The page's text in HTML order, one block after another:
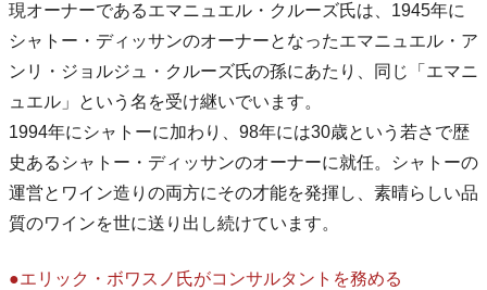
現オーナーであるエマニュエル・クルーズ氏は、1945年に
シャトー・ディッサンのオーナーとなったエマニュエル・ア
ンリ・ジョルジュ・クルーズ氏の孫にあたり、同じ「エマニ
ュエル」という名を受け継いでいます。
1994年にシャトーに加わり、98年には30歳という若さで歴
史あるシャトー・ディッサンのオーナーに就任。シャトーの
運営とワイン造りの両方にその才能を発揮し、素晴らしい品
質のワインを世に送り出し続けています。
●エリック・ボワスノ氏がコンサルタントを務める